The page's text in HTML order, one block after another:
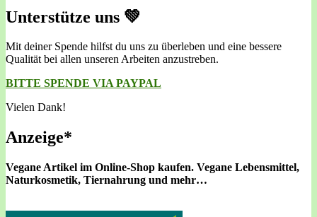
Unterstütze uns 💚
Mit deiner Spende hilfst du uns zu überleben und eine bessere
Qualität bei allen unseren Arbeiten anzustreben.
BITTE SPENDE VIA PAYPAL
Vielen Dank!
Anzeige*
Vegane Artikel im Online-Shop kaufen. Vegane Lebensmittel,
Naturkosmetik, Tiernahrung und mehr…